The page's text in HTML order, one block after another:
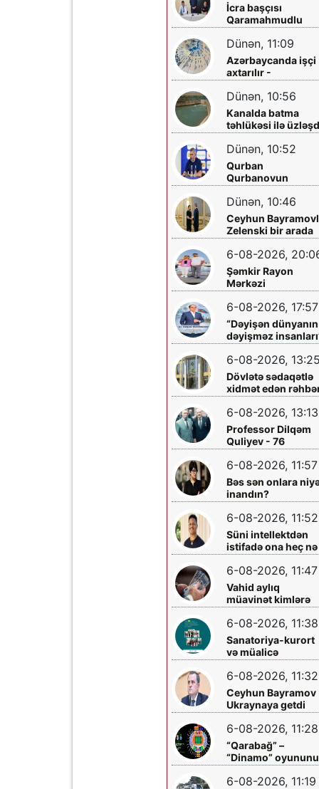
İcra başçısı
Qaramahmudlu
sakinləri ilə
Dünən, 11:09
Azərbaycanda işçi
axtarılır -
Əməkhaqqı 10 min
manatdır
Dünən, 10:56
Kanalda batma
təhlükəsi ilə
- Xilas edildi
Dünən, 10:52
Qurban
Qurbanovun
qəzəbinin qarşılığı
nə olacaq?
Dünən, 10:46
Ceyhun
Zelenski bir arada
6-08-2026,
Şəmkir Rayon
Mərkəzi
Xəstəxanasının
həkimi Ceyhun
Rəsulov və arvadı
Arzu Əskərovanın
icra etdiyi mioma
əməliyyatından
sonra qadının
ölümü ilə bağlı
Şəmkir rayon
araşdırma aparılır
6-08-2026, 17:57
“Dəyişən dünyanın
dəyişməz
layihəsində...
6-08-2026, 13:25
Dövlətə sədaqətlə
xidmət edən
Şəmkir Elektrik
Şəbəkəsinin rəisi
Mehman Xəlilovun
fəaliyyəti
6-08-2026, 13:13
Professor Dilqəm
Quliyev - 76
6-08-2026, 11:57
Bəs sən onlara
inandın?
6-08-2026, 11:52
Süni intellektdən
istifadə ona heç nə
qazandırmadı...
6-08-2026, 11:47
Vahid aylıq
müavinət kimlərə
verilir? - Dövlət
Komitəsindən
açıqlama vahid-
ayliq-muavinet-
kimlere-verilir
6-08-2026, 11:38
Sanatoriya-kurort
və müalicə
mərkəzlərinə yola
salındılar
6-08-2026, 11:32
Ceyhun Bayramov
Ukraynaya getdi
6-08-2026, 11:28
“Qarabağ” –
“Dinamo”
biletləri satışa
çıxarılır
6-08-2026, 11:19